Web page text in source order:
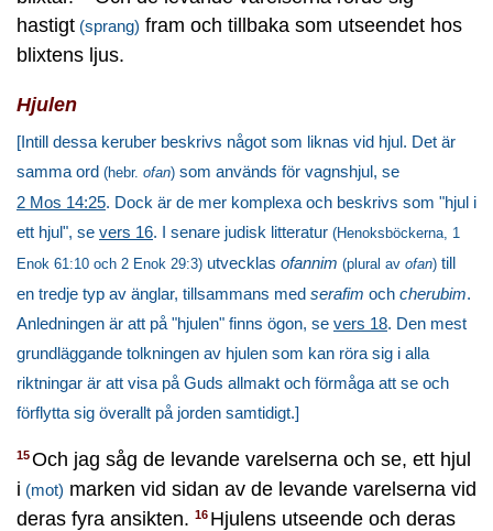
hastigt (sprang) fram och tillbaka som utseendet hos
blixtens ljus.
Hjulen
[Intill dessa keruber beskrivs något som liknas vid hjul. Det är
samma ord (hebr. ofan) som används för vagnshjul, se
2 Mos 14:25. Dock är de mer komplexa och beskrivs som "hjul i
ett hjul", se vers 16. I senare judisk litteratur (Henoksböckerna, 1
Enok 61:10 och 2 Enok 29:3) utvecklas ofannim (plural av ofan) till
en tredje typ av änglar, tillsammans med serafim och cherubim.
Anledningen är att på "hjulen" finns ögon, se vers 18. Den mest
grundläggande tolkningen av hjulen som kan röra sig i alla
riktningar är att visa på Guds allmakt och förmåga att se och
förflytta sig överallt på jorden samtidigt.]
15Och jag såg de levande varelserna och se, ett hjul
i (mot) marken vid sidan av de levande varelserna vid
deras fyra ansikten. 16 Hjulens utseende och deras